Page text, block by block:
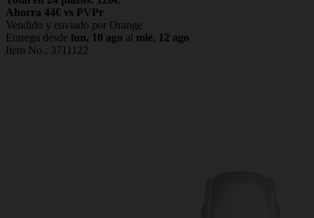
Ahorra 44€ vs PVPr
Vendido y enviado por Orange
Entrega desde lun, 10 ago al mié, 12 ago
Item No.; 3711122